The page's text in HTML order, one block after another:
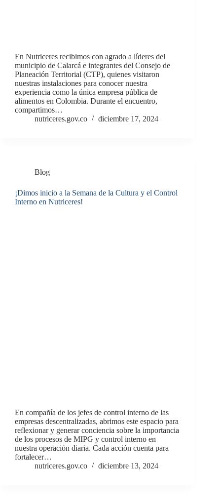
En Nutriceres recibimos con agrado a líderes del
municipio de Calarcá e integrantes del Consejo de
Planeación Territorial (CTP), quienes visitaron
nuestras instalaciones para conocer nuestra
experiencia como la única empresa pública de
alimentos en Colombia. Durante el encuentro,
compartimos…
nutriceres.gov.co
diciembre 17, 2024
Blog
¡Dimos inicio a la Semana de la Cultura y el Control
Interno en Nutriceres!
En compañía de los jefes de control interno de las
empresas descentralizadas, abrimos este espacio para
reflexionar y generar conciencia sobre la importancia
de los procesos de MIPG y control interno en
nuestra operación diaria. Cada acción cuenta para
fortalecer…
nutriceres.gov.co
diciembre 13, 2024